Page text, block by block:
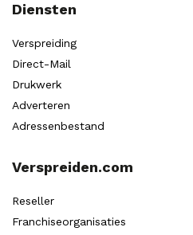
Diensten
Verspreiding
Direct-Mail
Drukwerk
Adverteren
Adressenbestand
Verspreiden.com
Reseller
Franchiseorganisaties